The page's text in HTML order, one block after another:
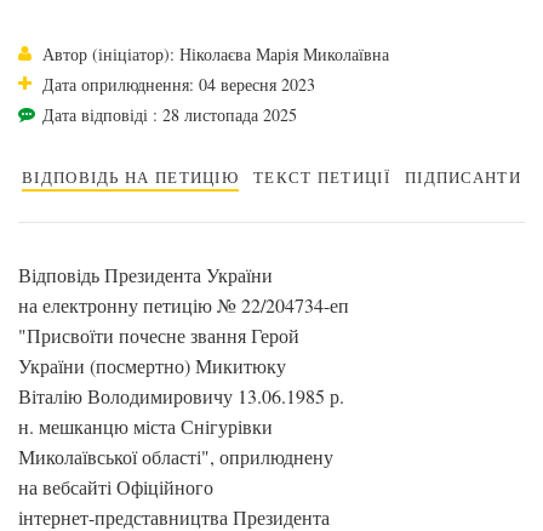
Автор (ініціатор): Ніколаєва Марія Миколаївна
Дата оприлюднення: 04 вересня 2023
Дата відповіді : 28 листопада 2025
ВІДПОВІДЬ НА ПЕТИЦІЮ ТЕКСТ ПЕТИЦІЇ ПІДПИСАНТИ
Відповідь Президента України
на електронну петицію № 22/204734-еп
"Присвоїти почесне звання Герой
України (посмертно) Микитюку
Віталію Володимировичу 13.06.1985 р.
н. мешканцю міста Снігурівки
Миколаївської області", оприлюднену
на вебсайті Офіційного
інтернет-представництва Президента